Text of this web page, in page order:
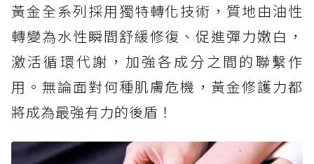
黃金全系列採用獨特轉化技術，質地由油性
轉變為水性瞬間舒緩修復、促進彈力嫩白，
激活循環代謝，加強各成分之間的聯繫作
用。無論面對何種肌膚危機，黃金修護力都
將成為最強有力的後盾！